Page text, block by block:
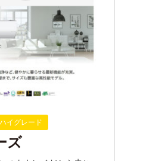
ハイグレード
ズ